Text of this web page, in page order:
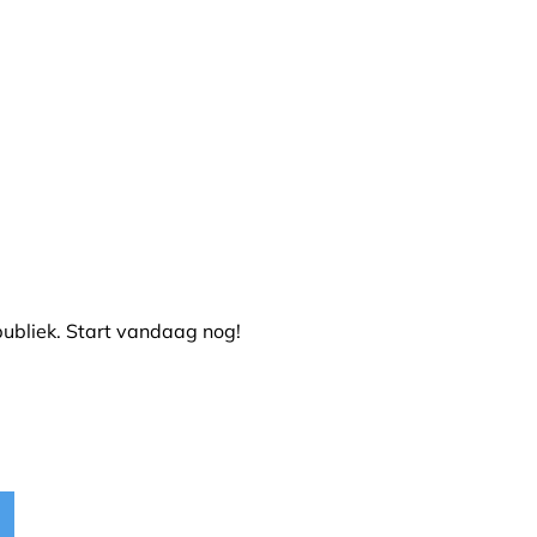
Start vandaag nog!